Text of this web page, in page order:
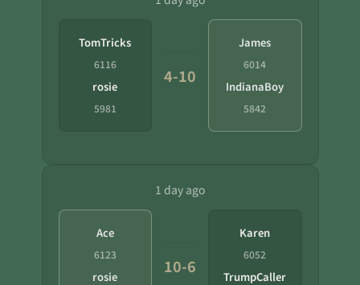
TomTricks
6116
rosie
5981
4-10
James
6014
IndianaBoy
5842
1 day ago
Ace
6123
rosie
10-6
Karen
6052
TrumpCaller